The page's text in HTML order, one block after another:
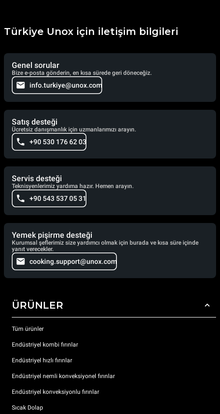
Türkiye Unox için iletişim bilgileri
Genel sorular
Bize e-posta gönderin, en kısa sürede geri döneceğiz.
info.turkiye@unox.com
Satış desteği
Ücretsiz danışmanlık için uzmanlarımızı arayın.
+90 530 176 62 03
Servis desteği
Teknisyenlerimiz yardıma hazır. Hemen arayın.
+90 543 537 05 31
Yemek pişirme desteği
Kurumsal şeflerimiz size yardımcı olmak için burada ve kısa süre içinde
yanıt verecekler.
cooking.support@unox.com
ÜRÜNLER
Tüm ürünler
Endüstriyel kombi fırınlar
Endüstriyel hızlı fırınlar
Endüstriyel nemli konveksiyonel fırınlar
Endüstriyel konveksiyonlu fırınlar
Sıcak Dolap